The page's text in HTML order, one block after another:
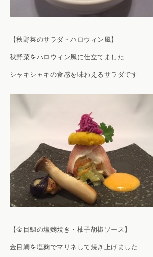
【秋野菜のサラダ・ハロウィン風】
秋野菜をハロウィン風に仕立てました
シャキシャキの食感を味わえるサラダです
【金目鯛の塩麴焼き・柚子胡椒ソース】
金目鯛を塩麴でマリネして焼き上げました